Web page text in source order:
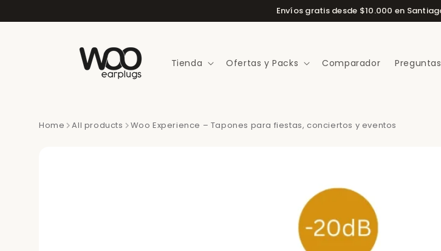
al contenido
Envíos gratis desde $10.000 en
Tienda Ofertas y Packs Comparador
Home All products Woo Experience – Tapones para fiestas, conciertos y eventos